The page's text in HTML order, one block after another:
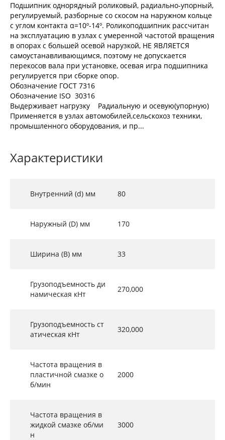
Подшипник однорядный роликовый, радиально-упорный,
регулируемый, разборные со скосом на наружном кольце
с углом контакта α=10º-14º. Роликоподшипник рассчитан
на эксплуатацию в узлах с умеренной частотой вращения
в опорах с большей осевой нарузкой, НЕ ЯВЛЯЕТСЯ
самоустанавливающимся, поэтому не допускается
перекосов вала при установке, осевая игра подшипника
регулируется при сборке опор.
Обозначение ГОСТ 7316
Обозначение ISO 30316
Выдерживает нагрузку Радиальную и осевую(упорную)
Применяется в узлах автомобилей,сельскохоз техники,
промышленного оборудования, и пр...
Характеристики
Внутренний (d) мм 80
Наружный (D) мм 170
Ширина (B) мм 33
Грузоподъемность ди
намическая кНт
270,000
Грузоподъемность ст
атическая кНт
320,000
Частота вращения в
пластичной смазке о
б/мин
2000
Частота вращения в
жидкой смазке об/ми
н
3000